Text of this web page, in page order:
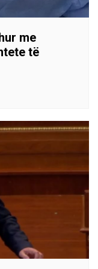
me
të